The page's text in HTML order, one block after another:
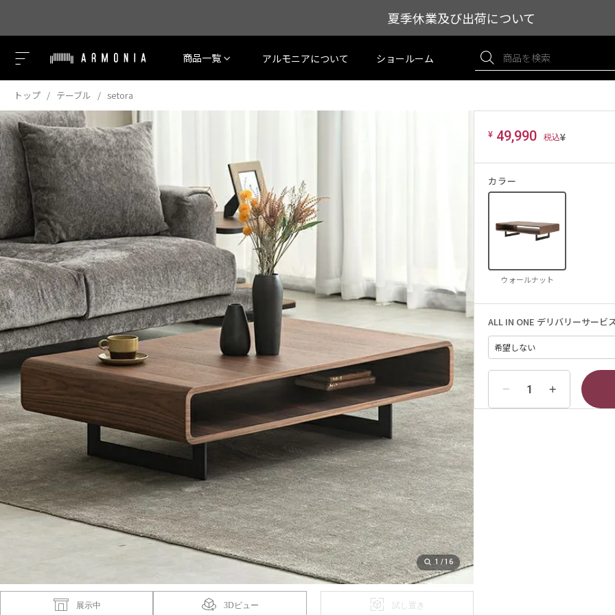
夏季休業及び出荷について
商品一覧 アルモニアについて ショールーム
トップ テーブル setora
¥
¥ 49,990
カラー
ウォールナット
ALL IN ONE デリバリーサービ
1 /16
展示中 3Dビュー 試し置き